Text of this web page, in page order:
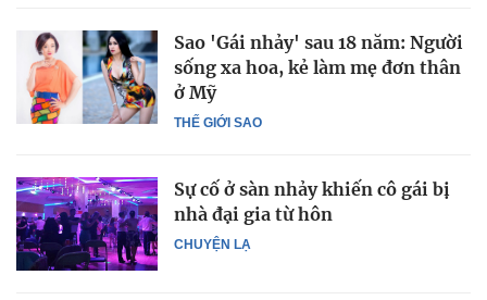
THẾ GIỚI SAO
Sao 'Gái nhảy' sau 18 năm: Người
sống xa hoa, kẻ làm mẹ đơn thân
ở Mỹ
CHUYỆN LẠ
Sự cố ở sàn nhảy khiến cô gái bị
nhà đại gia từ hôn